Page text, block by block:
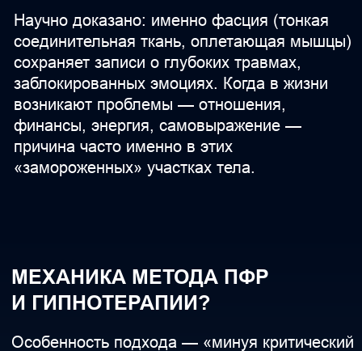
происходит настоящее объединение —
совместное дыхание, смех и радость
усиливают внутренние изменения,
психики и энергии.
Объятие как зеркало
состояния тела
Если во время объятия остаётся
«дистанция» в нижней части тела — это
сигнал блокировки старых травм,
в частности, связанных с темой доверия
и собственной сексуальности. Свободные,
искренние объятия всем телом говорят
о разблокированности, принятии себя
и способности доверять миру.